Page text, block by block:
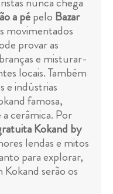
a pépelo Bazar
movimentados
provar as
e misturar-
locais. Também
e indústrias
famosa,
cerâmica. Por
Kokand by
lendas e mitos
para explorar,
Kokand serão os